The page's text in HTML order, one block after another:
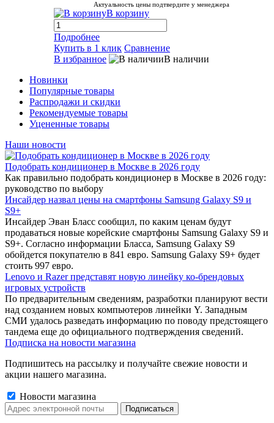
Актуальность цены подтвердите у менеджера
В корзину
Подробнее
Купить в 1 клик Сравнение
В избранное
В наличии
Новинки
Популярные товары
Распродажи и скидки
Рекомендуемые товары
Уцененные товары
Наши новости
Подобрать кондиционер в Москве в 2026 году
Как правильно подобрать кондиционер в Москве в 2026 году:
руководство по выбору
Инсайдер назвал цены на смартфоны Samsung Galaxy S9 и
S9+
Инсайдер Эван Бласс сообщил, по каким ценам будут
продаваться новые корейские смартфоны Samsung Galaxy S9 и
S9+. Согласно информации Бласса, Samsung Galaxy S9
обойдется покупателю в 841 евро. Samsung Galaxy S9+ будет
стоить 997 евро.
Lenovo и Razer представят новую линейку ко-брендовых
игровых устройств
По предварительным сведениям, разработки планируют вести
над созданием новых компьютеров линейки Y. Западным
СМИ удалось разведать информацию по поводу предстоящего
тандема еще до официального подтверждения сведений.
Подписка на новости магазина
Подпишитесь на рассылку и получайте свежие новости и
акции нашего магазина.
Новости магазина